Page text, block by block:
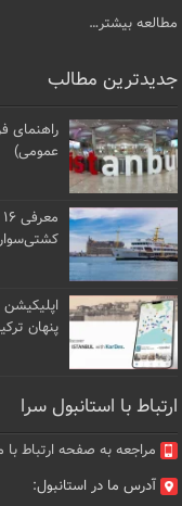
مطالعه بیشتر…
جدیدترین مطالب
راهنمای
عمومی)
پنهان
ارتباط با استانبول سرا
مراجعه به صفحه ارتباط با
آدرس ما در استانبول: